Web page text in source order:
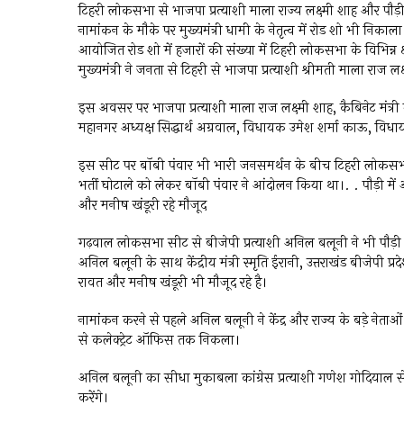
टिहरी लोकसभा से भाजपा प्रत्याशी माला राज्य लक्ष्मी शाह और
नामांकन के मौके पर मुख्यमंत्री धामी के नेतृत्व में रोड शो भी
आयोजित रोड शो में हजारों की संख्या में टिहरी लोकसभा के
मुख्यमंत्री ने जनता से टिहरी से भाजपा प्रत्याशी श्रीमती माला
इस अवसर पर भाजपा प्रत्याशी माला राज लक्ष्मी शाह, कैबिनेट
महानगर अध्यक्ष सिद्धार्थ अग्रवाल, विधायक उमेश शर्मा काऊ,
इस सीट पर बॉबी पंवार भी भारी जनसमर्थन के बीच टिहरी
भर्ती घोटाले को लेकर बॉबी पंवार ने आंदोलन किया था।. . पौड़ी में
और मनीष खंडूरी रहे मौजूद
गढ़वाल लोकसभा सीट से बीजेपी प्रत्याशी अनिल बलूनी ने भी
अनिल बलूनी के साथ केंद्रीय मंत्री स्मृति ईरानी, उत्तराखंड बीजेपी
रावत और मनीष खंडूरी भी मौजूद रहे है।
नामांकन करने से पहले अनिल बलूनी ने केंद्र और राज्य के बडे़ नेताओं के
से कलेक्ट्रेट ऑफिस तक निकला।
अनिल बलूनी का सीधा मुकाबला कांग्रेस प्रत्याशी गणेश
करेंगे।